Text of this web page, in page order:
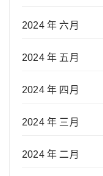
2024 年 六月
2024 年 五月
2024 年 四月
2024 年 三月
2024 年 二月